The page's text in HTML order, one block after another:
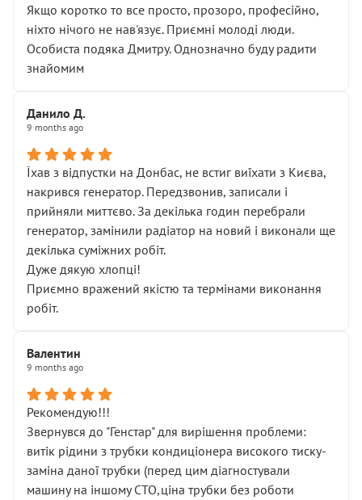
Якщо коротко то все просто, прозоро, професійно,
ніхто нічого не нав'язує. Приємні молоді люди.
Особиста подяка Дмитру. Однозначно буду радити
знайомим
Данило Д.
9 months ago
Їхав з відпустки на Донбас, не встиг виїхати з Києва,
накрився генератор. Передзвонив, записали і
прийняли миттєво. За декілька годин перебрали
генератор, замінили радіатор на новий і виконали ще
декілька суміжних робіт.
Дуже дякую хлопці!
Приємно вражений якістю та термінами виконання
робіт.
Валентин
9 months ago
Рекомендую!!!
Звернувся до "Генстар" для вирішення проблеми:
витік рідини з трубки кондиціонера високого тиску-
заміна даної трубки (перед цим діагностували
машину на іншому СТО,ціна трубки без роботи